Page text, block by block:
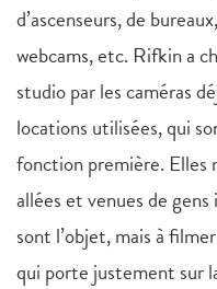
d’ascenseurs, de
webcams, etc. Rifkin a
studio par les caméras
locations utilisées, qui
fonction première. Elles
allées et venues de
sont l’objet, mais à
qui porte justement sur